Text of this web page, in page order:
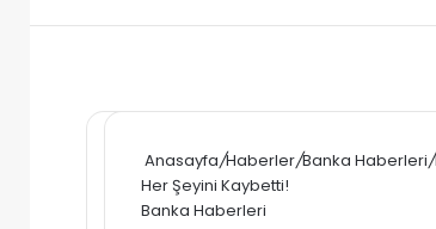
Anasayfa/Haberler/Banka Haberleri/
Her Şeyini Kaybetti!
Banka Haberleri